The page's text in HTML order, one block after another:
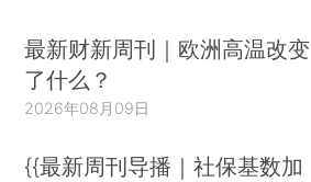
最新财新周刊｜欧洲高温改变
了什么？
2026年08月09日
{{最新周刊导播｜社保基数加